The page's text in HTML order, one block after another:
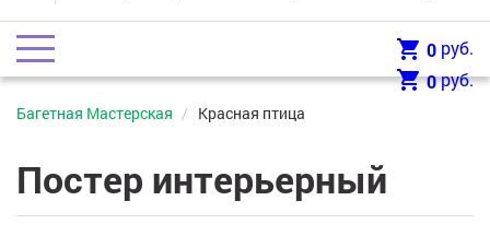
shopping_cart 0 руб.
shopping_cart0руб.
Багетная Мастерская Красная птица
Постер интерьерный